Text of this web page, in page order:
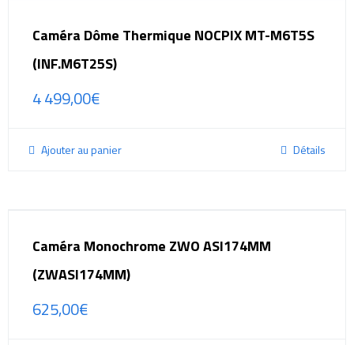
Caméra Dôme Thermique NOCPIX MT-M6T5S
(INF.M6T25S)
4 499,00€
Ajouter au panier Détails
Caméra Monochrome ZWO ASI174MM
(ZWASI174MM)
625,00€